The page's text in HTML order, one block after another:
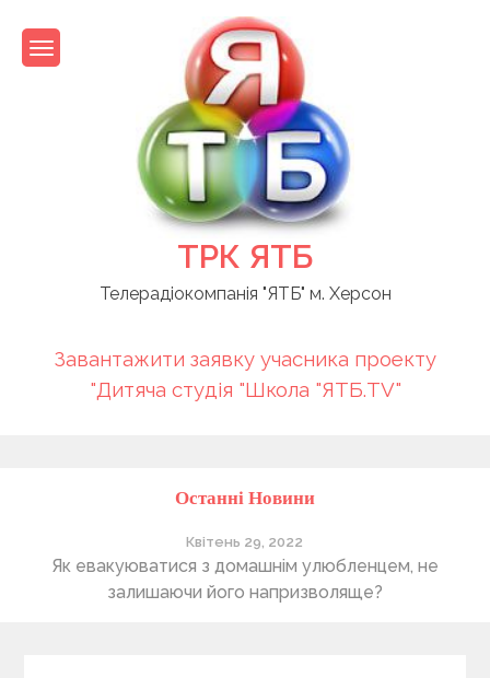
content
ТРК ЯТБ
Телерадіокомпанія "ЯТБ" м. Херсон
Завантажити заявку учасника проекту
"Дитяча студія "Школа "ЯТБ.TV"
Останні Новини
Квітень 29, 2022
Як евакуюватися з домашнім улюбленцем, не
залишаючи його напризволяще?